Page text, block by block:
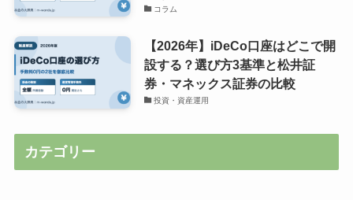
コラム
【2026年】iDeCo口座はどこで開
設する？選び方3基準と松井証
券・マネックス証券の比較
投資・資産運用
カテゴリー